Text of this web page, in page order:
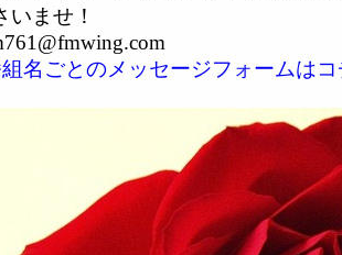
いませ！
名ごとのメッセージフォームは